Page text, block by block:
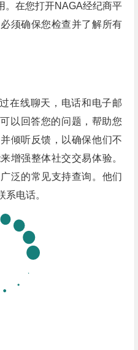
。在您打开NAGA经纪商平
须确保您检查并了解所有
在线聊天，电话和电子邮
以回答您的问题，帮助您
倾听反馈，以确保他们不
增强整体社交交易体验。
泛的常见支持查询。他们
系电话。